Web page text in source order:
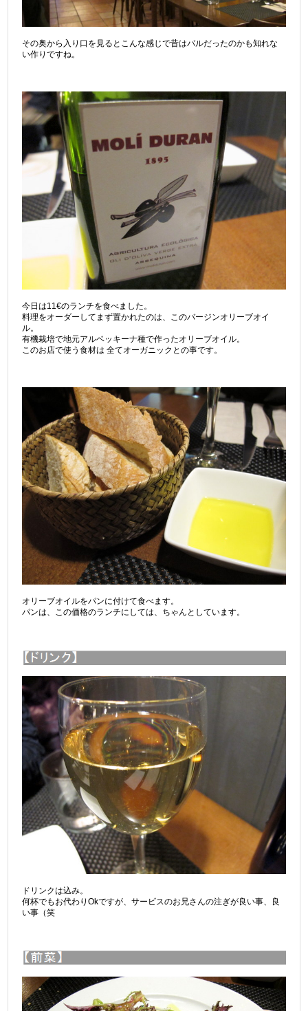
その奥から入り口を見るとこんな感じで昔はバルだったのかも知れな
い作りですね。
今日は11€のランチを食べました。
料理をオーダーしてまず置かれたのは、このバージンオリーブオイ
ル。
有機栽培で地元アルベッキーナ種で作ったオリーブオイル。
このお店で使う食材は 全てオーガニックとの事です。
オリーブオイルをパンに付けて食べます。
パンは、この価格のランチにしては、ちゃんとしています。
ドリンクは込み。
何杯でもお代わりOkですが、サービスのお兄さんの注ぎが良い事、良
い事（笑